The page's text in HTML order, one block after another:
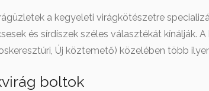
a kegyeleti virágkötészetre
és sírdíszek széles választékát kínálják.
Új köztemető) közelében több
boltok